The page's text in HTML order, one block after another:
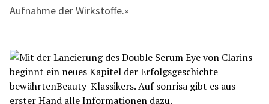
Aufnahme der Wirkstoffe.»